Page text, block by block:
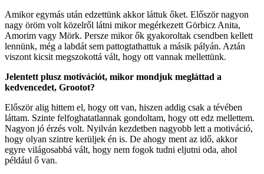
Amikor egymás után edzettünk akkor láttuk őket. Először nagyon
nagy öröm volt közelről látni mikor megérkezett Görbicz Anita,
Amorim vagy Mörk. Persze mikor ők gyakoroltak csendben kellett
lennünk, még a labdát sem pattogtathattuk a másik pályán. Aztán
viszont kicsit megszokottá vált, hogy ott vannak mellettünk.
Jelentett plusz motivációt, mikor mondjuk megláttad a
kedvencedet, Grootot?
Először alig hittem el, hogy ott van, hiszen addig csak a tévében
láttam. Szinte felfoghatatlannak gondoltam, hogy ott edz mellettem.
Nagyon jó érzés volt. Nyilván kezdetben nagyobb lett a motiváció,
hogy olyan szintre kerüljek én is. De ahogy ment az idő, akkor
egyre világosabbá vált, hogy nem fogok tudni eljutni oda, ahol
például ő van.